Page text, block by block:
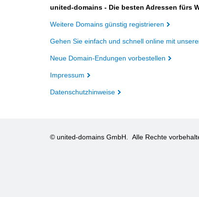
united-domains - Die besten Adressen fürs
Weitere Domains günstig registrieren
Gehen Sie einfach und schnell online mit
Neue Domain-Endungen vorbestellen
Impressum
Datenschutzhinweise
© united-domains GmbH. Alle Rechte